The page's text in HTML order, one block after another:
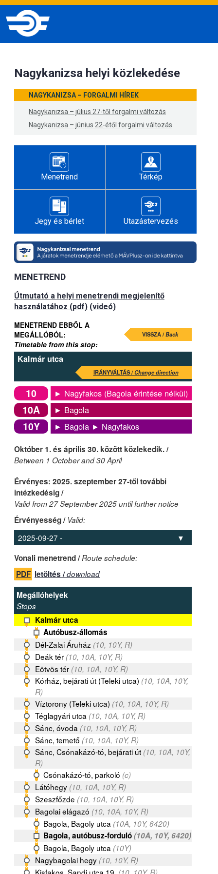
Nagykanizsa helyi közlekedése
NAGYKANIZSA – FORGALMI HÍREK
Nagykanizsa – július 27-től forgalmi változás
Nagykanizsa – június 22-étől forgalmi változás
Menetrend Térkép
Jegy és bérlet Utazástervezés
MENETREND
Útmutató a helyi menetrendi megjelenítő
használatához (pdf) (videó)
MENETREND EBBŐL A
MEGÁLLÓBÓL:
Timetable from this stop:
VISSZA /Back
Kalmár utca
IRÁNYVÁLTÁS /Change direction
10 ► Nagyfakos (Bagola érintése nélkül)
10A ► Bagola
10Y ► Bagola ► Nagyfakos
Október 1. és április 30. között közlekedik. /
Between 1 October and 30 April
Érvényes: 2025. szeptember 27-től további
intézkedésig /
Valid from 27 September 2025 until further notice
Érvényesség / Valid:
Vonali menetrend /Route schedule:
PDF letöltés /download
Megállóhelyek
Stops
Kalmár utca
Autóbusz-állomás
Dél-Zalai Áruház (10, 10Y, R)
Deák tér (10, 10A, 10Y, R)
Eötvös tér (10, 10A, 10Y, R)
Kórház, bejárati út (Teleki utca) (10, 10A, 10Y,
R)
Víztorony (Teleki utca) (10, 10A, 10Y, R)
Téglagyári utca (10, 10A, 10Y, R)
Sánc, óvoda (10, 10A, 10Y, R)
Sánc, temető (10, 10A, 10Y, R)
Sánc, Csónakázó-tó, bejárati út (10, 10A, 10Y,
R)
Csónakázó-tó, parkoló (c)
Látóhegy (10, 10A, 10Y, R)
Szeszfőzde (10, 10A, 10Y, R)
Bagolai elágazó (10, 10A, 10Y, R)
Bagola, Bagoly utca (10A, 10Y, 6420)
Bagola, autóbusz-forduló(10A, 10Y, 6420)
Bagola, Bagoly utca (10Y)
Nagybagolai hegy (10, 10Y, R)